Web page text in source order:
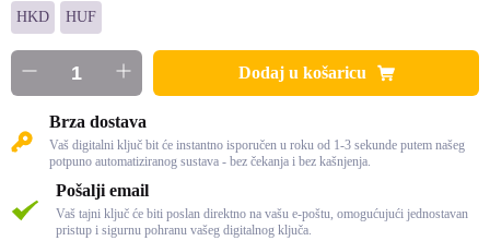
HKD HUF
Dodaj u košaricu
Brza dostava
Vaš digitalni ključ bit će instantno isporučen u roku od 1-3 sekunde putem našeg
potpuno automatiziranog sustava - bez čekanja i bez kašnjenja.
Pošalji email
Vaš tajni ključ će biti poslan direktno na vašu e-poštu, omogućujući jednostavan
pristup i sigurnu pohranu vašeg digitalnog ključa.